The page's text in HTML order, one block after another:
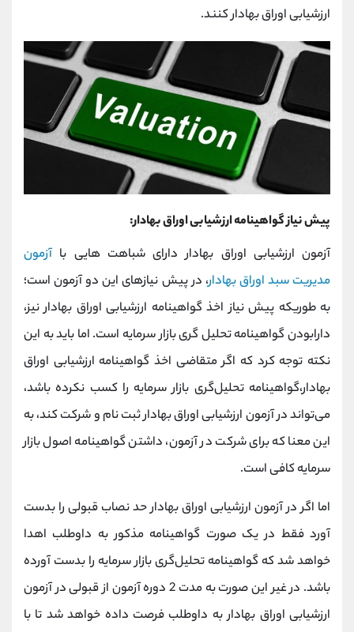
ارزشیابی اوراق بهادار کنند.
پیش نیاز گواهینامه ارزشیابی اوراق بهادار:
آزمون ارزشیابی اوراق بهادار دارای شباهت هایی باآزمون
مدیریت سبد اوراق بهادار، در پیش نیازهای این دو آزمون است؛
به طوریکه پیش نیاز اخذ گواهینامه ارزشیابی اوراق بهادار نیز،
دارابودن گواهینامه تحلیل گری بازار سرمایه است. اما باید به این
نکته توجه کرد که اگر متقاضی اخذ گواهینامه ارزشیابی اوراق
بهادار،گواهینامه تحلیل‌گری بازار سرمایه را کسب نکرده باشد،
می‌تواند در آزمون ارزشیابی اوراق بهادار ثبت نام و شرکت کند، به
این معنا که برای شرکت در آزمون، داشتن گواهینامه اصول بازار
سرمایه کافی است.
اما اگر در آزمون ارزشیابی اوراق بهادار حد نصاب قبولی را بدست
آورد فقط در یک صورت گواهینامه مذکور به داوطلب اهدا
خواهد شد که گواهینامه تحلیل‌گری بازار سرمایه را بدست آورده
باشد. در غیر این صورت به مدت 2 دوره آزمون از قبولی در آزمون
ارزشیابی اوراق بهادار به داوطلب فرصت داده خواهد شد تا با